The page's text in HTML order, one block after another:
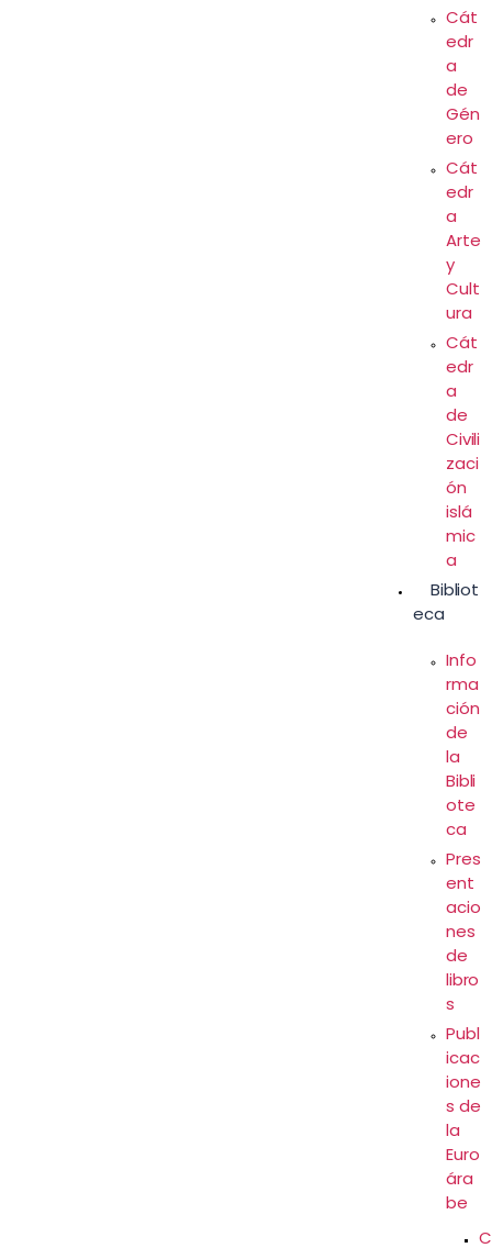
Cát
edr
a
de
Gén
ero
Cát
edr
a
Arte
y
Cult
ura
Cát
edr
a
de
Civili
zaci
ón
islá
mic
a
Bibliot
eca
Info
rma
ción
de
la
Bibli
ote
ca
Pres
ent
acio
nes
de
libro
s
Publ
icac
ione
s de
la
Euro
ára
be
C